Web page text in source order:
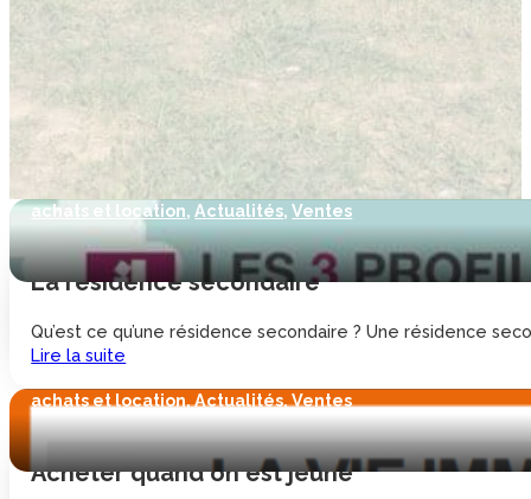
achats et location,Actualités,Ventes
La résidence secondaire
Qu’est ce qu’une résidence secondaire ? Une résidence
Lire la suite
achats et location,Actualités,Ventes
Acheter quand on est jeune